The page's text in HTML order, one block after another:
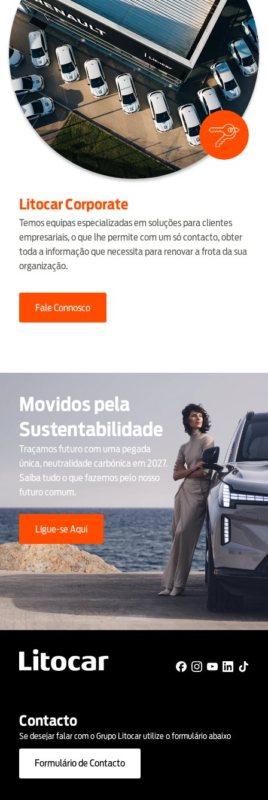
Litocar Corporate
Temos equipas especializadas em soluções para clientes
empresariais, o que lhe permite com um só contacto, obter
toda a informação que necessita para renovar a frota da sua
organização.
Fale Connosco
Movidos pela
Sustentabilidade
Traçamos futuro com uma pegada
única, neutralidade carbónica em 2027.
Saiba tudo o que fazemos pelo nosso
futuro comum.
Ligue-se Aqui
Contacto
Se desejar falar com o Grupo Litocar utilize o formulário abaixo
Formulário de Contacto